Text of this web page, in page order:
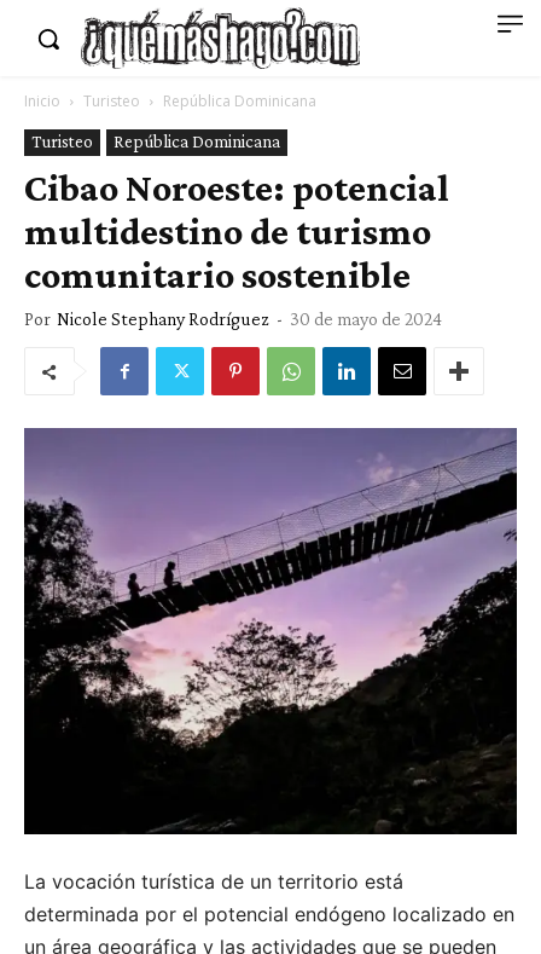
Inicio Turisteo República Dominicana
Turisteo República Dominicana
Cibao Noroeste: potencial
multidestino de turismo
comunitario sostenible
Por Nicole Stephany Rodríguez - 30 de mayo de 2024
La vocación turística de un territorio está
determinada por el potencial endógeno localizado en
un área geográfica y las actividades que se pueden